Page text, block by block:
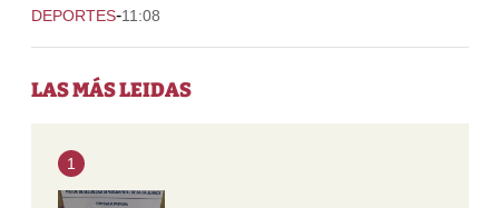
DEPORTES-11:08
LAS MÁS LEIDAS
1